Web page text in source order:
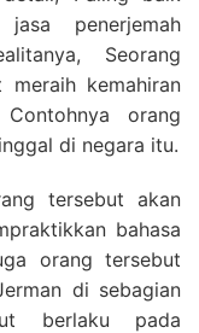
penerjemah
Seorang
meraih kemahiran
orang
di negara itu.
tersebut akan
bahasa
orang tersebut
di sebagian
berlaku pada